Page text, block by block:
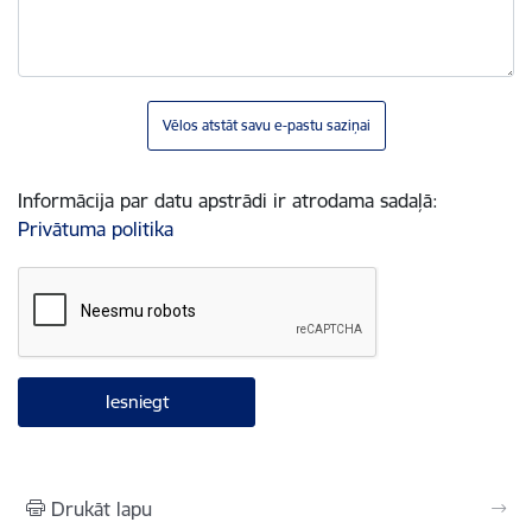
Vēlos atstāt savu e-pastu saziņai
Informācija par datu apstrādi ir atrodama sadaļā:
Privātuma politika
Drukāt lapu